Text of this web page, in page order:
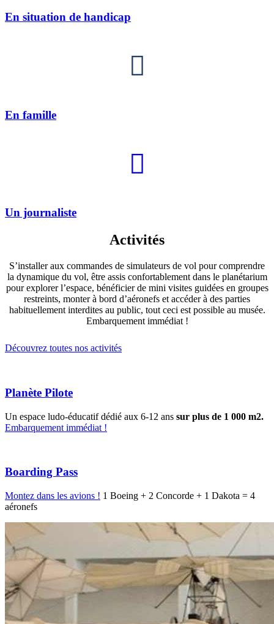
En situation de handicap
En famille
Un journaliste
Activités
S’installer aux commandes de simulateurs de vol pour comprendre
la dynamique du vol, être assis confortablement dans le planétarium
pour explorer l’espace, bénéficier de mini visites guidées en groupes
restreints, monter à bord d’aéronefs et accéder à des parties
habituellement interdites au public, tout ceci est possible au musée.
Embarquement immédiat !
Découvrez toutes nos activités
Planète Pilote
Un espace ludo-éducatif dédié aux 6-12 ans sur plus de 1 000 m2.
Embarquement immédiat !
Boarding Pass
Montez dans les avions ! 1 Boeing + 2 Concorde + 1 Dakota = 4
aéronefs